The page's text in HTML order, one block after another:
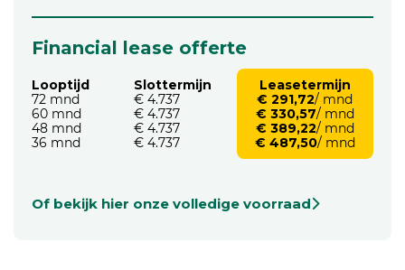
Financial lease offerte
Looptijd
72 mnd
60 mnd
48 mnd
36 mnd
Slottermijn
€ 4.737
€ 4.737
€ 4.737
€ 4.737
Leasetermijn
€ 291,72/ mnd
€ 330,57/ mnd
€ 389,22/ mnd
€ 487,50/ mnd
Of bekijk hier onze volledige voorraad